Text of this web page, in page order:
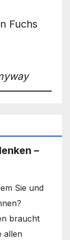
Fuchs
–
Sie und
braucht
allen